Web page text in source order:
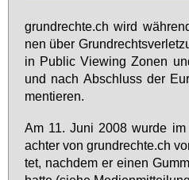
grund­rech­te.ch wird
nen über
in Pu­blic View­ing Zo­nen
und nach Ab­schluss der
men­tie­ren.
Am 11. Ju­ni 2008 wur­de
ach­ter von grund­rech­te.ch
tet, nach­dem er ei­nen